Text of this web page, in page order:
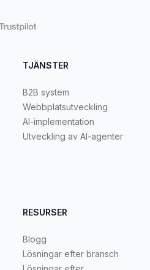
TJÄNSTER
B2B system
Webbplatsutveckling
AI-implementation
Utveckling av AI-agenter
RESURSER
Blogg
Lösningar efter bransch